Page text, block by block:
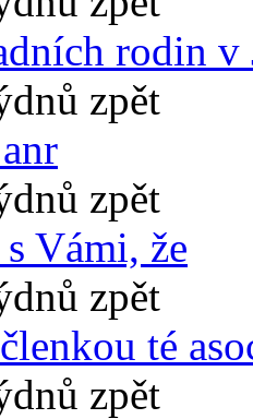
rodin v
zpět
zpět
Vámi, že
zpět
té
zpět